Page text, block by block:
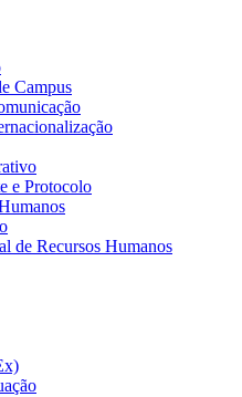
Campus
e Protocolo
de Recursos Humanos